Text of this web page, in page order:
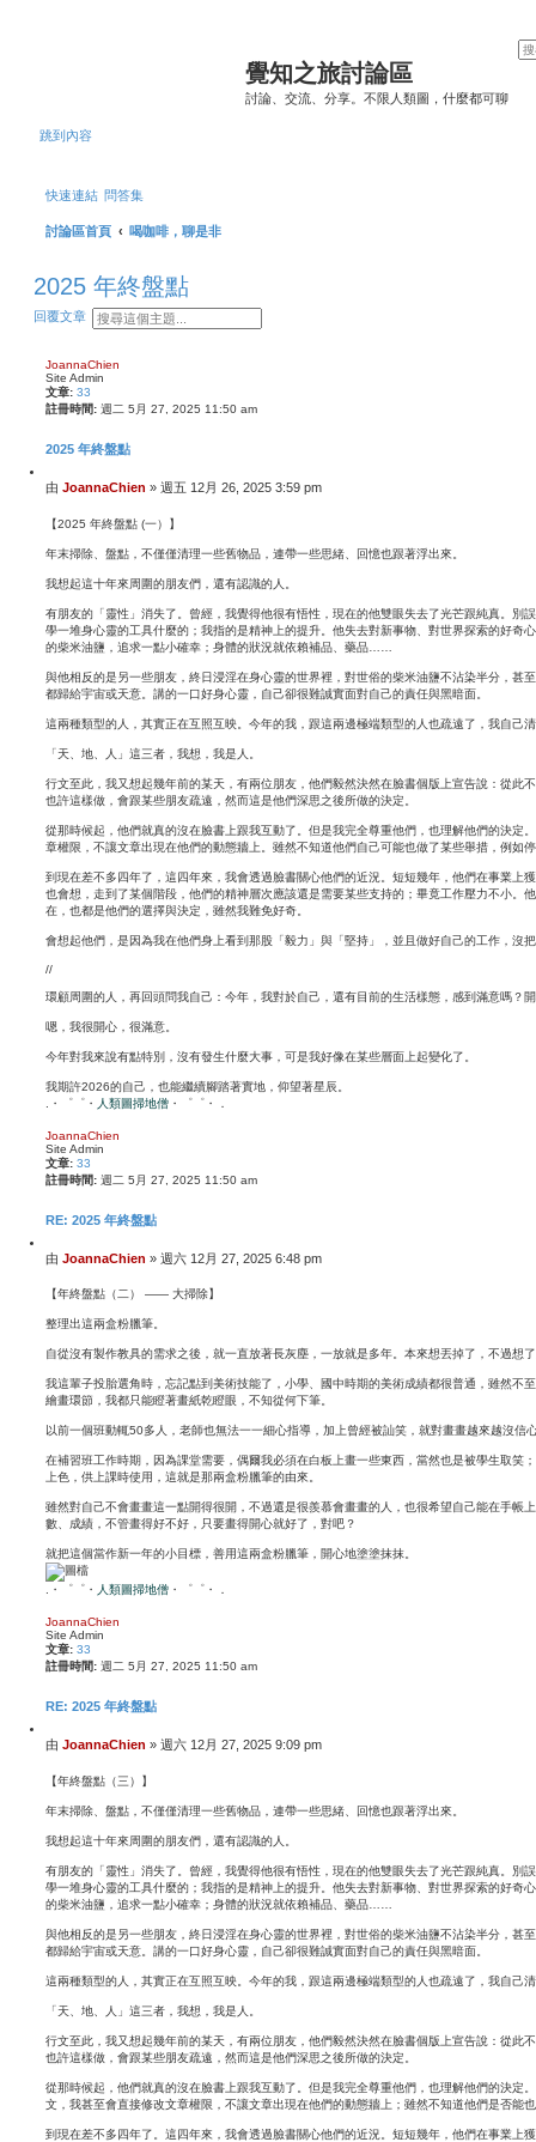
覺知之旅討論區
討論、交流、分享。不限人類圖，什麼都可聊
跳到內容
快速連結 問答集
討論區首頁 喝咖啡，聊是非
2025 年終盤點
回覆文章
搜
尋
進
階
尋
JoannaChien
Site Admin
文章: 33
註冊時間: 週二 5月 27, 2025 11:50 am
2025 年終盤點
言
文
由 JoannaChien » 週五 12月 26, 2025 3:59 pm
【2025 年終盤點 (一）】
年末掃除、盤點，不僅僅清理一些舊物品，連帶一些思緒、回憶也跟著浮出來。
我想起這十年來周圍的朋友們，還有認識的人。
有朋友的「靈性」消失了。曾經，我覺得他很有悟性，現在的他雙眼失去了光芒跟純真。別
學一堆身心靈的工具什麼的；我指的是精神上的提升。他失去對新事物、對世界探索的好奇
的柴米油鹽，追求一點小確幸；身體的狀況就依賴補品、藥品……
與他相反的是另一些朋友，終日浸淫在身心靈的世界裡，對世俗的柴米油鹽不沾染半分，甚
都歸給宇宙或天意。講的一口好身心靈，自己卻很難誠實面對自己的責任與黑暗面。
這兩種類型的人，其實正在互照互映。今年的我，跟這兩邊極端類型的人也疏遠了，我自己
「天、地、人」這三者，我想，我是人。
行文至此，我又想起幾年前的某天，有兩位朋友，他們毅然決然在臉書個版上宣告說：從此
也許這樣做，會跟某些朋友疏遠，然而這是他們深思之後所做的決定。
從那時候起，他們就真的沒在臉書上跟我互動了。但是我完全尊重他們，也理解他們的決定
章權限，不讓文章出現在他們的動態牆上。雖然不知道他們自己可能也做了某些舉措，例如
到現在差不多四年了，這四年來，我會透過臉書關心他們的近況。短短幾年，他們在事業上
也會想，走到了某個階段，他們的精神層次應該還是需要某些支持的；畢竟工作壓力不小。
在，也都是他們的選擇與決定，雖然我難免好奇。
會想起他們，是因為我在他們身上看到那股「毅力」與「堅持」，並且做好自己的工作，沒
//
環顧周圍的人，再回頭問我自己：今年，我對於自己，還有目前的生活樣態，感到滿意嗎？
嗯，我很開心，很滿意。
今年對我來說有點特別，沒有發生什麼大事，可是我好像在某些層面上起變化了。
我期許2026的自己，也能繼續腳踏著實地，仰望著星辰。
.・゜゜・ 人類圖掃地僧 ・゜゜・．
頂
端
JoannaChien
Site Admin
文章: 33
註冊時間: 週二 5月 27, 2025 11:50 am
RE: 2025 年終盤點
言
文
由 JoannaChien » 週六 12月 27, 2025 6:48 pm
【年終盤點（二） —— 大掃除】
整理出這兩盒粉臘筆。
自從沒有製作教具的需求之後，就一直放著長灰塵，一放就是多年。本來想丟掉了，不過想
我這輩子投胎選角時，忘記點到美術技能了，小學、國中時期的美術成績都很普通，雖然不
繪畫環節，我都只能瞪著畫紙乾瞪眼，不知從何下筆。
以前一個班動輒50多人，老師也無法一一細心指導，加上曾經被訕笑，就對畫畫越來越沒信
在補習班工作時期，因為課堂需要，偶爾我必須在白板上畫一些東西，當然也是被學生取笑
上色，供上課時使用，這就是那兩盒粉臘筆的由來。
雖然對自己不會畫畫這一點開得很開，不過還是很羨慕會畫畫的人，也很希望自己能在手帳
數、成績，不管畫得好不好，只要畫得開心就好了，對吧？
就把這個當作新一年的小目標，善用這兩盒粉臘筆，開心地塗塗抹抹。
.・゜゜・ 人類圖掃地僧 ・゜゜・．
頂
端
JoannaChien
Site Admin
文章: 33
註冊時間: 週二 5月 27, 2025 11:50 am
RE: 2025 年終盤點
言
文
由 JoannaChien » 週六 12月 27, 2025 9:09 pm
【年終盤點（三）】
年末掃除、盤點，不僅僅清理一些舊物品，連帶一些思緒、回憶也跟著浮出來。
我想起這十年來周圍的朋友們，還有認識的人。
有朋友的「靈性」消失了。曾經，我覺得他很有悟性，現在的他雙眼失去了光芒跟純真。別
學一堆身心靈的工具什麼的；我指的是精神上的提升。他失去對新事物、對世界探索的好奇
的柴米油鹽，追求一點小確幸；身體的狀況就依賴補品、藥品……
與他相反的是另一些朋友，終日浸淫在身心靈的世界裡，對世俗的柴米油鹽不沾染半分，甚
都歸給宇宙或天意。講的一口好身心靈，自己卻很難誠實面對自己的責任與黑暗面。
這兩種類型的人，其實正在互照互映。今年的我，跟這兩邊極端類型的人也疏遠了，我自己
「天、地、人」這三者，我想，我是人。
行文至此，我又想起幾年前的某天，有兩位朋友，他們毅然決然在臉書個版上宣告說：從此
也許這樣做，會跟某些朋友疏遠，然而這是他們深思之後所做的決定。
從那時候起，他們就真的沒在臉書上跟我互動了。但是我完全尊重他們，也理解他們的決定
文，我甚至會直接修改文章權限，不讓文章出現在他們的動態牆上；雖然不知道他們是否能
到現在差不多四年了。這四年來，我會透過臉書關心他們的近況。短短幾年，他們在事業上